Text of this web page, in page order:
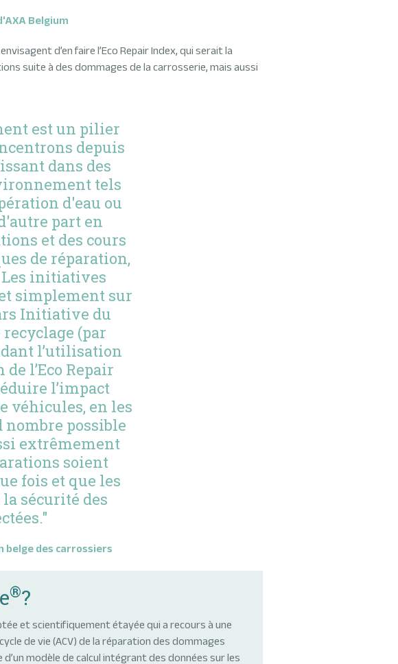
Belgium
d’en faire l’Eco Repair Index, qui serait la
suite à des dommages de la carrosserie, mais aussi
est un pilier
depuis
dans des
tels
d'eau ou
part en
et des cours
de réparation,
Les initiatives
simplement sur
Initiative du
(par
l’utilisation
l’Eco Repair
l’impact
véhicules, en les
nombre possible
extrêmement
soient
fois et que les
sécurité des
belge des carrossiers
®?
et scientifiquement étayée qui a recours à une
de vie (ACV) de la réparation des dommages
d’un modèle de calcul intégrant des données sur les